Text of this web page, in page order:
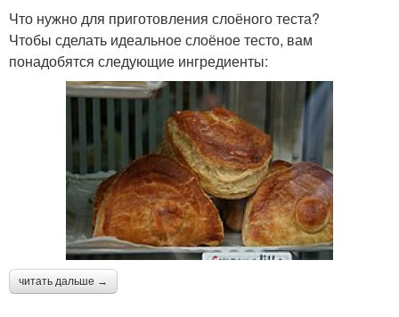
Что нужно для приготовления слоёного теста?
Чтобы сделать идеальное слоёное тесто, вам
понадобятся следующие ингредиенты:
читать дальше →